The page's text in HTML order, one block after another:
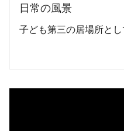
日常の風景
子ども第三の居場所とし